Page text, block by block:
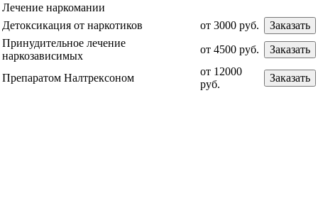
Лечение наркомании
Детоксикация от наркотиков
от 3000 руб.
Заказать
Принудительное лечение
наркозависимых
от 4500 руб. Заказать
Препаратом Налтрексоном
от 12000
руб.
Заказать